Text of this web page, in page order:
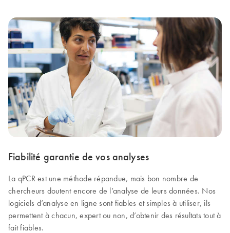
Fiabilité garantie de vos analyses
La qPCR est une méthode répandue, mais bon nombre de
chercheurs doutent encore de l’analyse de leurs données. Nos
logiciels d’analyse en ligne sont fiables et simples à utiliser, ils
permettent à chacun, expert ou non, d’obtenir des résultats tout à
fait fiables.